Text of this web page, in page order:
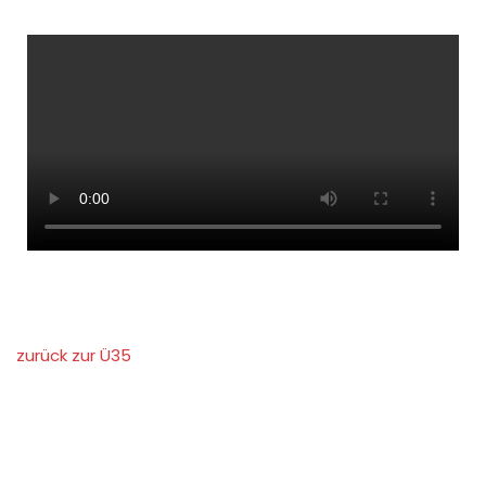
zurück zur Ü35